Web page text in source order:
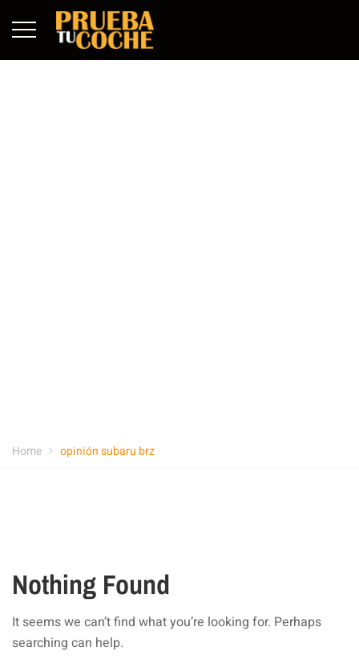
Home opinión subaru brz
Nothing Found
It seems we can’t find what you’re looking for. Perhaps
searching can help.